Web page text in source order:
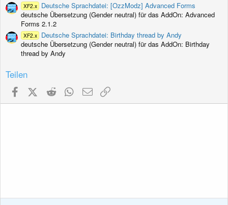
XF2.x
Deutsche Sprachdatei: [OzzModz] Advanced Forms
deutsche Übersetzung (Gender neutral) für das AddOn: Advanced
Forms 2.1.2
XF2.x
Deutsche Sprachdatei: Birthday thread by Andy
deutsche Übersetzung (Gender neutral) für das AddOn: Birthday
thread by Andy
Teilen
FacebookX (Twitter)
Reddit WhatsApp
E-Mail